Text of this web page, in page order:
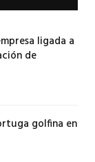
ligada a
de
golfina en